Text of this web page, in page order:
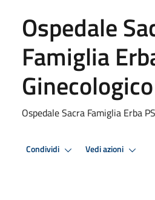
Ospedale
Famiglia
Ginecologico
Ospedale Sacra Famiglia Erba
Condividi Vedi azioni